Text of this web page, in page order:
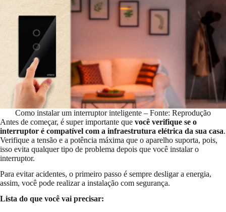
Como instalar um interruptor inteligente – Fonte: Reprodução
Antes de começar, é super importante que você verifique se o
interruptor é compatível com a infraestrutura elétrica da sua casa.
Verifique a tensão e a potência máxima que o aparelho suporta, pois,
isso evita qualquer tipo de problema depois que você instalar o
interruptor.
Para evitar acidentes, o primeiro passo é sempre desligar a energia,
assim, você pode realizar a instalação com segurança.
Lista do que você vai precisar: